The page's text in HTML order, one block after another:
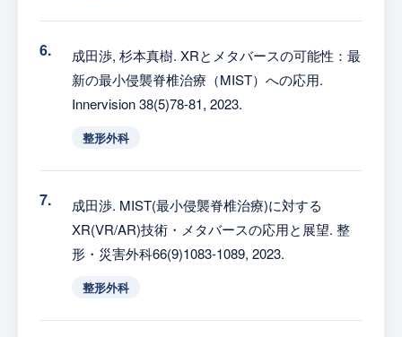
成田渉, 杉本真樹. XRとメタバースの可能性：最
新の最小侵襲脊椎治療（MIST）への応用.
Innervision 38(5)78-81, 2023.
整形外科
成田渉. MIST(最小侵襲脊椎治療)に対する
XR(VR/AR)技術・メタバースの応用と展望. 整
形・災害外科66(9)1083-1089, 2023.
整形外科